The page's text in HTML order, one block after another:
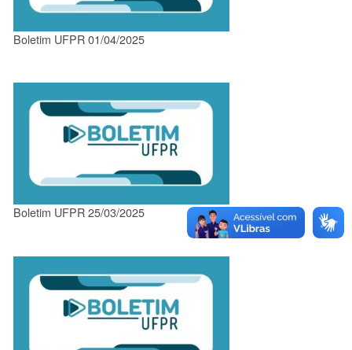
Boletim UFPR 01/04/2025
Boletim UFPR 25/03/2025